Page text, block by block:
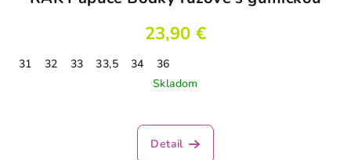
23,90 €
31 32 33 33,5 34
36
Skladom
Detail